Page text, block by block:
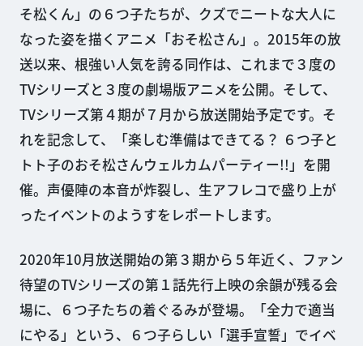
そ松くん」の６つ子たちが、クズでニートな大人に
なった姿を描くアニメ「おそ松さん」。2015年の放
送以来、根強い人気を誇る同作は、これまで３度の
TVシリーズと３度の劇場版アニメを公開。そして、
TVシリーズ第４期が７月から放送開始予定です。そ
れを記念して、「楽しむ準備はできてる？ ６つ子と
トト子のおそ松さんウェルカムパーティー!!」を開
催。声優陣の本音が炸裂し、生アフレコで盛り上が
ったイベントのようすをレポートします。
2020年10月放送開始の第３期から５年近く、ファン
待望のTVシリーズの第１話先行上映の余韻が残る会
場に、６つ子たちの着ぐるみが登場。「全力で適当
にやる」という、６つ子らしい「選手宣誓」でイベ